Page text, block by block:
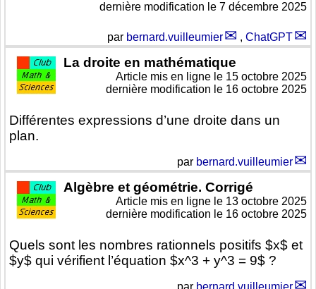
dernière modification le 7 décembre 2025
par bernard.vuilleumier , ChatGPT
La droite en mathématique
Différentes expressions d’une droite dans un
plan.
Article mis en ligne le 15 octobre 2025
dernière modification le 16 octobre 2025
par bernard.vuilleumier
Algèbre et géométrie. Corrigé
Quels sont les nombres rationnels positifs $x$ et
$y$ qui vérifient l’équation $x^3 + y^3 = 9$ ?
Article mis en ligne le 13 octobre 2025
dernière modification le 16 octobre 2025